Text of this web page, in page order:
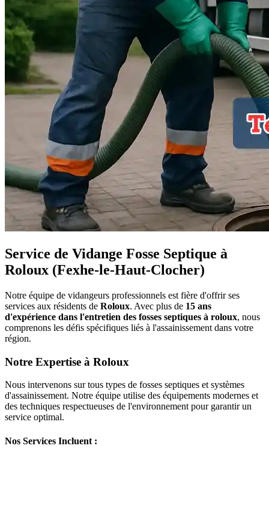
Service de Vidange Fosse Septique à
Roloux (Fexhe-le-Haut-Clocher)
Notre équipe de vidangeurs professionnels est fière d'offrir ses
services aux résidents de Roloux. Avec plus de 15 ans
d'expérience dans l'entretien des fosses septiques à roloux, nous
comprenons les défis spécifiques liés à l'assainissement dans votre
région.
Notre Expertise à Roloux
Nous intervenons sur tous types de fosses septiques et systèmes
d'assainissement. Notre équipe utilise des équipements modernes et
des techniques respectueuses de l'environnement pour garantir un
service optimal.
Nos Services Incluent :